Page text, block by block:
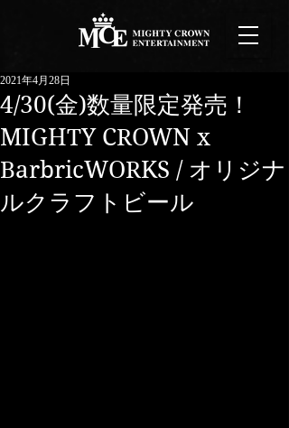
4/30(金)数量限定発売！
MIGHTY CROWN x
BarbricWORKS / オリジナ
ルクラフトビール
2021年4月28日